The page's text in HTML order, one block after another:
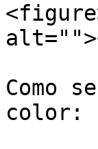
Como
color: